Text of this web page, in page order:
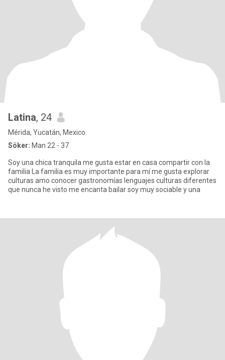
Latina, 24
Mérida, Yucatán, Mexico
Söker: Man 22 - 37
Soy una chica tranquila me gusta estar en casa compartir con la
familia La familia es muy importante para mí me gusta explorar
culturas amo conocer gastronomías lenguajes culturas diferentes
que nunca he visto me encanta bailar soy muy sociable y una